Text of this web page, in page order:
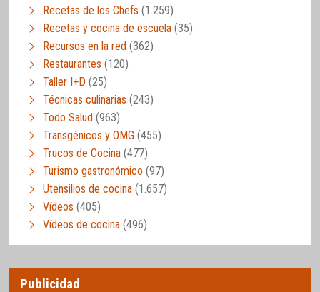
Recetas de los Chefs (1.259)
Recetas y cocina de escuela (35)
Recursos en la red (362)
Restaurantes (120)
Taller I+D (25)
Técnicas culinarias (243)
Todo Salud (963)
Transgénicos y OMG (455)
Trucos de Cocina (477)
Turismo gastronómico (97)
Utensilios de cocina (1.657)
Vídeos (405)
Vídeos de cocina (496)
Publicidad